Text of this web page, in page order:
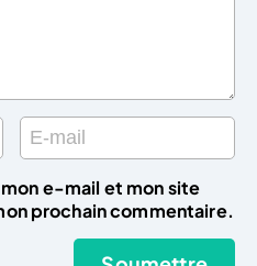
e-mail et mon site
prochain commentaire.